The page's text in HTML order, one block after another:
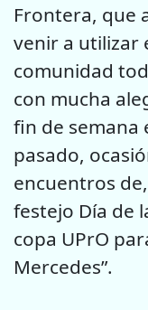
Frontera, que
venir a utilizar
comunidad
con mucha
fin de semana
pasado,
encuentros
festejo Día de
copa UPrO
Mercedes”.